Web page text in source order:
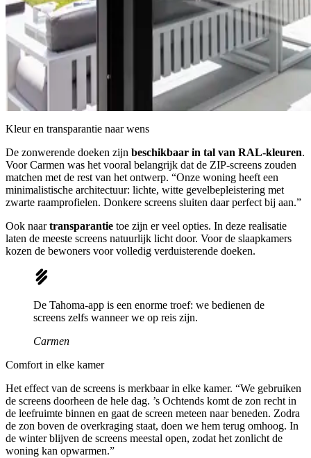
Kleur en transparantie naar wens
De zonwerende doeken zijn beschikbaar in tal van RAL-kleuren.
Voor Carmen was het vooral belangrijk dat de ZIP-screens zouden
matchen met de rest van het ontwerp. “Onze woning heeft een
minimalistische architectuur: lichte, witte gevelbepleistering met
zwarte raamprofielen. Donkere screens sluiten daar perfect bij aan.”
Ook naartransparantie toe zijn er veel opties. In deze realisatie
laten de meeste screens natuurlijk licht door. Voor de slaapkamers
kozen de bewoners voor volledig verduisterende doeken.
De Tahoma-app is een enorme troef: we bedienen de
screens zelfs wanneer we op reis zijn.
Carmen
Comfort in elke kamer
Het effect van de screens is merkbaar in elke kamer. “We gebruiken
de screens doorheen de hele dag. ’s Ochtends komt de zon recht in
de leefruimte binnen en gaat de screen meteen naar beneden. Zodra
de zon boven de overkraging staat, doen we hem terug omhoog. In
de winter blijven de screens meestal open, zodat het zonlicht de
woning kan opwarmen.”